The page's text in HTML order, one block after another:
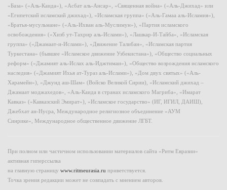
«База» («Аль-Каида»), «Асбат аль-Ансар», «Священная война» («Аль-Джихад» или
«Египетский исламский джихад»), «Исламская группа» («Аль-Гамаа аль-Исламия»),
«Братья-мусульмане» («Аль-Ихван аль-Муслимун»), «Партия исламского
освобождения» («Хизб ут-Тахрир аль-Ислами»), «Лашкар-И-Тайба», «Исламская
группа» («Джамаат-и-Ислами»), «Движение Талибан», «Исламская партия
Туркестана» (бывшее «Исламское движение Узбекистана»), «Общество социальных
реформ» («Джамият аль-Ислах аль-Иджтимаи»), «Общество возрождения исламского
наследия» («Джамият Ихья ат-Тураз аль-Ислами»), «Дом двух святых» («Аль-
Харамейн»), «Джунд аш-Шам» (Войско Великой Сирии), «Исламский джихад –
Джамаат моджахедов», «Аль-Каида в странах исламского Магриба», «Имарат
Кавказ» («Кавказский Эмират»), «Исламское государство» (ИГ, ИГИЛ, ДАИШ),
Джебхат ан-Нусра, Международное религиозное объединение «АУМ
Синрике», Международное общественное движение ЛГБТ.
При полном или частичном использовании материалов сайта «Ритм Евразии»
активная гиперссылка
на главную страницу www.ritmeurasia.ru приветствуется.
Точка зрения редакции может не совпадать с мнением авторов.